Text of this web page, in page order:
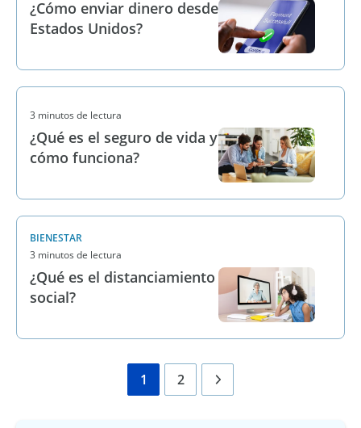
¿Cómo enviar dinero desde
Estados Unidos?
3 minutos de lectura
¿Qué es el seguro de vida y
cómo funciona?
BIENESTAR
3 minutos de lectura
¿Qué es el distanciamiento
social?
1 2